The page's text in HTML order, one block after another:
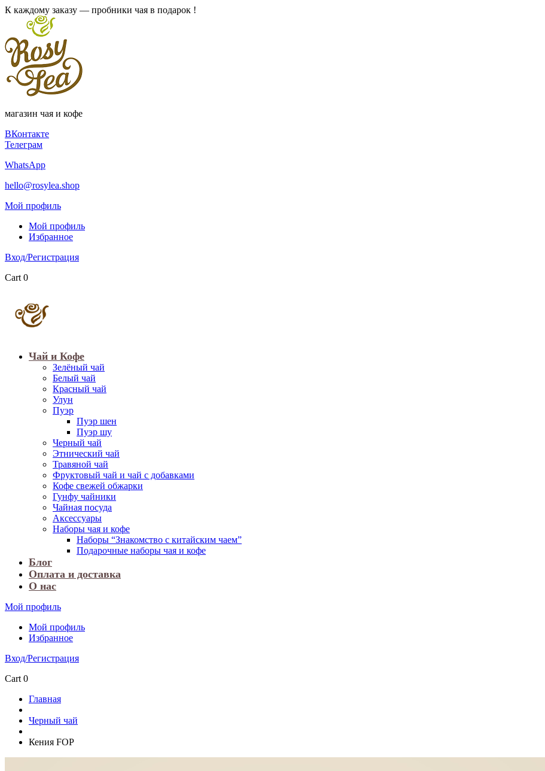
К каждому заказу — пробники чая в подарок !
магазин чая и кофе
ВКонтакте
Телеграм
WhatsApp
hello@rosylea.shop
Мой профиль
Мой профиль
Избранное
Вход/Регистрация
Cart 0
Чай и Кофе
Зелёный чай
Белый чай
Красный чай
Улун
Пуэр
Пуэр шен
Пуэр шу
Черный чай
Этнический чай
Травяной чай
Фруктовый чай и чай с добавками
Кофе свежей обжарки
Гунфу чайники
Чайная посуда
Аксессуары
Наборы чая и кофе
Наборы “Знакомство с китайским чаем”
Подарочные наборы чая и кофе
Блог
Оплата и доставка
О нас
Мой профиль
Мой профиль
Избранное
Вход/Регистрация
Cart 0
Главная
Черный чай
Кения FOP